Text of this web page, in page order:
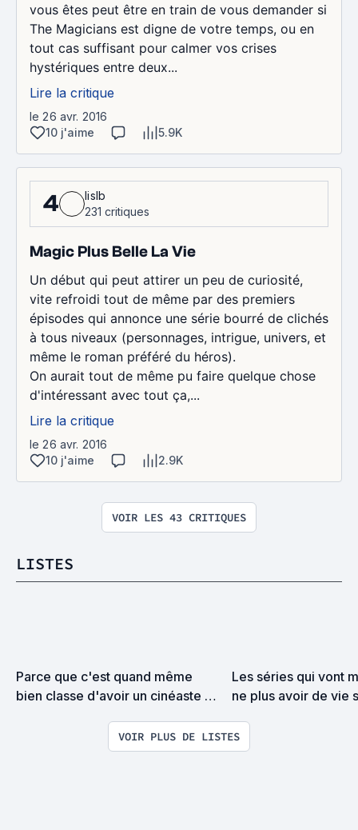
vous êtes peut être en train de vous demander si
The Magicians est digne de votre temps, ou en
tout cas suffisant pour calmer vos crises
hystériques entre deux...
Lire la critique
le 26 avr. 2016
10 j'aime
5.9K
4
lislb
231 critiques
Magic Plus Belle La Vie
Un début qui peut attirer un peu de curiosité,
vite refroidi tout de même par des premiers
épisodes qui annonce une série bourré de clichés
à tous niveaux (personnages, intrigue, univers, et
même le roman préféré du héros).
On aurait tout de même pu faire quelque chose
d'intéressant avec tout ça,...
Lire la critique
le 26 avr. 2016
10 j'aime
2.9K
VOIR LES 43 CRITIQUES
LISTES
Parce que c'est quand même
bien classe d'avoir un cinéaste
Les séries qui vont
ne plus avoir de vie
VOIR PLUS DE LISTES